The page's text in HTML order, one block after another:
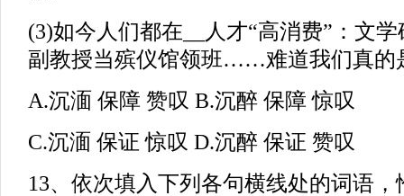
(3)如今人们都在__人才“高消费”：文
副教授当殡仪馆领班……难道我们真的
A.沉湎 保障 赞叹 B.沉醉 保障 惊叹
C.沉湎 保证 惊叹 D.沉醉 保证 赞叹
13、依次填入下列各句横线处的词语